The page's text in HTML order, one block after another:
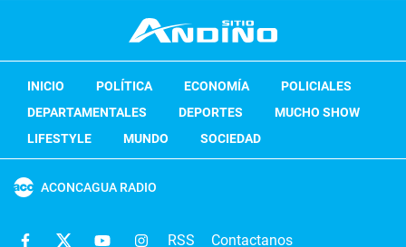
INICIO POLÍTICA ECONOMÍA
POLICIALES
DEPARTAMENTALES
DEPORTES
MUCHO SHOW
LIFESTYLE
MUNDO SOCIEDAD
ACONCAGUA RADIO
RSS Contactanos